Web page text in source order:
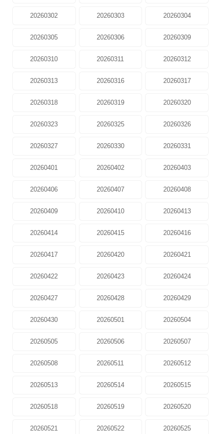
20260302 20260303 20260304
20260305 20260306 20260309
20260310 20260311 20260312
20260313 20260316 20260317
20260318 20260319 20260320
20260323 20260325 20260326
20260327 20260330 20260331
20260401 20260402 20260403
20260406 20260407 20260408
20260409 20260410 20260413
20260414 20260415 20260416
20260417 20260420 20260421
20260422 20260423 20260424
20260427 20260428 20260429
20260430 20260501 20260504
20260505 20260506 20260507
20260508 20260511 20260512
20260513 20260514 20260515
20260518 20260519 20260520
20260521 20260522 20260525